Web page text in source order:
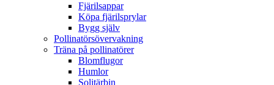
Fjärilsappar
Köpa fjärilsprylar
Bygg själv
Pollinatörsövervakning
Träna på pollinatörer
Blomflugor
Humlor
Solitärbin